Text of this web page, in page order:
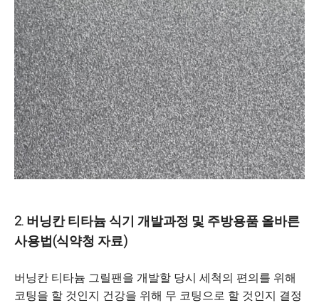
2. 버닝칸 티타늄 식기 개발과정 및 주방용품 올바른
사용법(식약청 자료)
버닝칸 티타늄 그릴팬을 개발할 당시 세척의 편의를 위해
코팅을 할 것인지 건강을 위해 무 코팅으로 할 것인지 결정